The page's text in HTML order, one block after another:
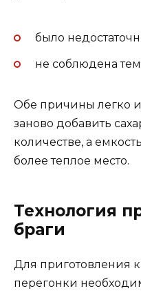
было
не соблюдена
Обе причины легко
заново добавить
количестве, а
более теплое место.
Технология
браги
Для приготовления
перегонки